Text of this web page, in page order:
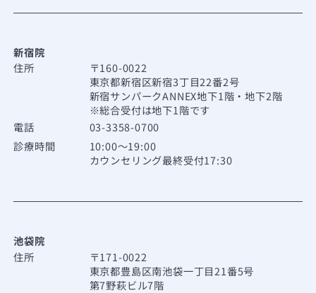
新宿院
住所
〒160-0022
東京都新宿区新宿3丁目22番2号
新宿サンパークANNEX地下1階・地下2階
※総合受付は地下1階です
電話
03-3358-0700
診療時間
10:00～19:00
カウンセリング最終受付17:30
池袋院
住所
〒171-0022
東京都豊島区南池袋一丁目21番5号
第7野萩ビル7階